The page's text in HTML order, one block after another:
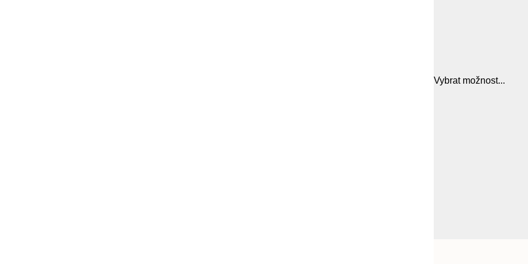
Vybrat možnost...